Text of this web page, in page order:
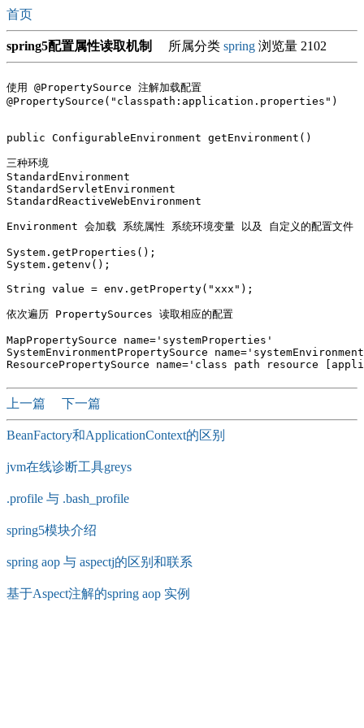
首页
spring5配置属性读取机制 所属分类 spring 浏览量 2102
使用 @PropertySource 注解加载配置
@PropertySource("classpath:application.properties")
public ConfigurableEnvironment getEnvironment()
三种环境
StandardEnvironment
StandardServletEnvironment
StandardReactiveWebEnvironment
Environment 会加载 系统属性 系统环境变量 以及 自定义的配置文件
System.getProperties();
System.getenv();
String value = env.getProperty("xxx");
依次遍历 PropertySources 读取相应的配置
MapPropertySource name='systemProperties'
SystemEnvironmentPropertySource
上一篇 下一篇
BeanFactory和ApplicationContext的区别
jvm在线诊断工具greys
.profile 与 .bash_profile
spring5模块介绍
spring aop 与 aspectj的区别和联系
基于Aspect注解的spring aop 实例